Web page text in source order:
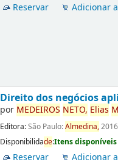
Reservar Adicionar
Direito dos negócios
por MEDEIROS NETO, Elias
Editora:São Paulo:Almedina,2016
Disponibilidade:Itens
Reservar Adicionar